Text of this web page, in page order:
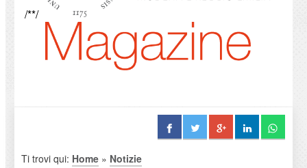
/**/
Ti trovi qui: Home» Notizie